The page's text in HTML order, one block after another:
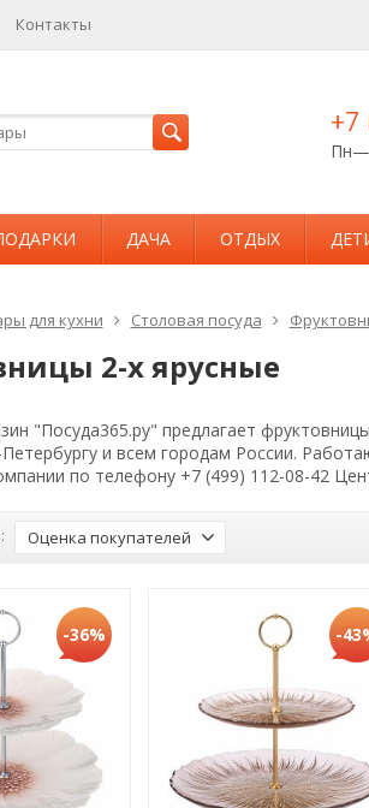
Контакты
ДАЧА ОТДЫХ
для кухни Столовая посуда
2-х ярусные
"Посуда365.ру" предлагает
и всем городам России.
по телефону +7 (499) 112-08-42
Оценка покупателей
-36% -